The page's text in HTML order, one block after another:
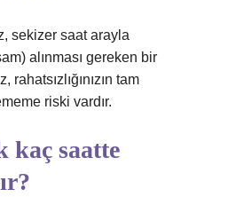
sekizer saat arayla
alınması gereken bir
rahatsızlığınızın tam
riski vardır.
saatte